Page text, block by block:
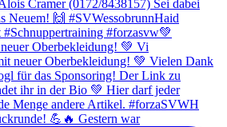
Oberbekleidung! 💚 Vi
💪🔥 Gestern war